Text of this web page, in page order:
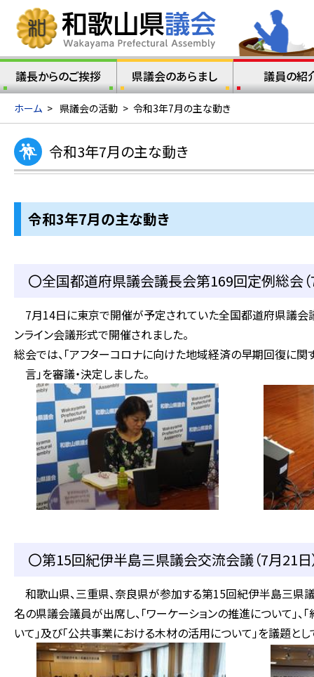
議長からのご挨拶 県議会のあらまし 議員の紹
ホーム > 県議会の活動 > 令和3年7月の主な動き
令和3年7月の主な動き
令和3年7月の主な動き
〇全国都道府県議会議長会第169回定例総会
7月14日に東京で開催が予定されていた全国都道府県議会
ンライン会議形式で開催されました。
総会では、「アフターコロナに向けた地域経済の早期回復
言」を審議・決定しました。
〇第15回紀伊半島三県議会交流会議（7月21日
和歌山県、三重県、奈良県が参加する第15回紀伊半島三県
名の県議会議員が出席し、「ワーケーションの推進について
いて」及び「公共事業における木材の活用について」を議題と